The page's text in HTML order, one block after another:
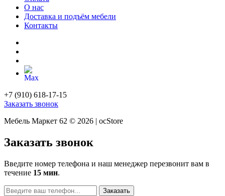
О нас
Доставка и подъём мебели
Контакты
+7 (910) 618-17-15
Заказать звонок
Мебель Маркет 62 © 2026 | ocStore
Заказать звонок
Введите номер телефона и наш менеджер перезвонит вам в
течение 15 мин.
Заказать